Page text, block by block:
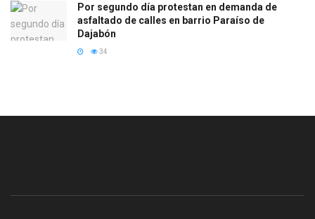
Por segundo día protestan en demanda de
asfaltado de calles en barrio Paraíso de
Dajabón
34